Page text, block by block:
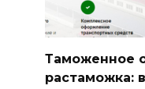
Таможенное
растаможка: